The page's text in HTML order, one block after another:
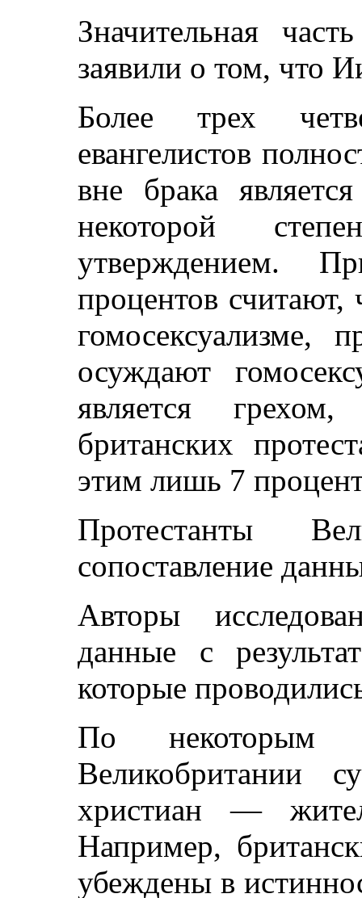
Значительная
заявили о том, что
Более трех
евангелистов
вне брака
некоторой
утверждением.
процентов считают,
гомосексуализме,
осуждают
является
британских
этим лишь 7
Протестанты
сопоставление
Авторы
данные с
которые
По некоторым
Великобритании
христиан —
Например,
убеждены в